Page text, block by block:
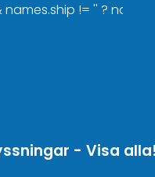
!= '' ?